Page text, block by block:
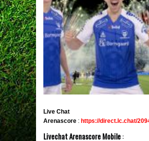
Live Chat
Arenascore : https://direct.lc.chat/
Livechat Arenascore Mobile: